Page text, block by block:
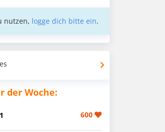
nutzen, logge dich bitte ein.
der Woche:
600